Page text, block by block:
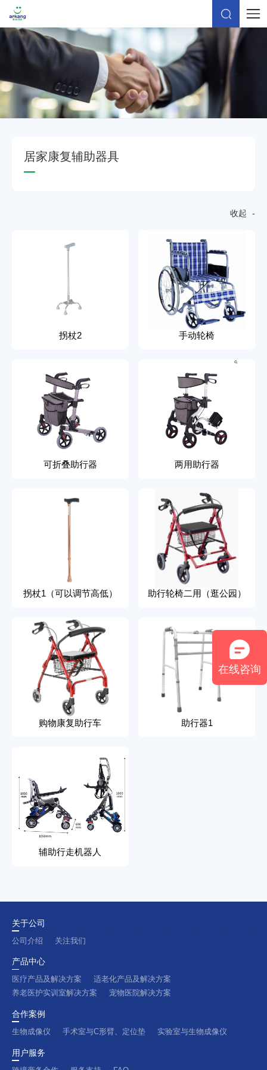
居家康复辅助器具
收起
拐杖2 手动轮椅
可折叠助行器 两用助行器
拐杖1（可以调节高低） 助行轮椅二用（逛公园）
购物康复助行车 助行器1
辅助行走机器人
关于公司
公司介绍
关注我们
产品中心
医疗产品及解决方案
适老化产品及解决方案
养老医护实训室解决方案
宠物医院解决方案
合作案例
生物成像仪
手术室与C形臂、定位垫 实验室与生物成像仪
用户服务
在线咨询